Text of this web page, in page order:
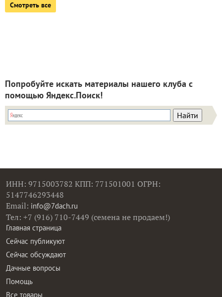
Смотреть все
Попробуйте искать материалы нашего клуба с
помощью Яндекс.Поиск!
ИНН: 9715003782 КПП: 771501001 ОГРН:
5147746293448
Email: info@7dach.ru
Тел: +7 (916) 710-7449 (семена не продаем!)
Главная страница
Сейчас публикуют
Сейчас обсуждают
Дачные вопросы
Помощь
Все товары